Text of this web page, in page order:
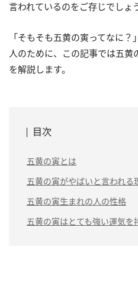
言われているのをご存じでしょ
「そもそも五黄の寅ってなに
人のために、この記事では五
を解説します。
目次
五黄の寅とは
五黄の寅がやばいと言われる
（1）最強の運勢を持っている
（2）「結婚できない」と言わ
がある
五黄の寅生まれの人の性格
（1）気が強い
五黄の寅はとても強い運気を